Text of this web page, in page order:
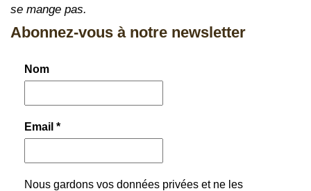
se mange pas.
Abonnez-vous à notre newsletter
Nom
Email *
Nous gardons vos données privées et ne les